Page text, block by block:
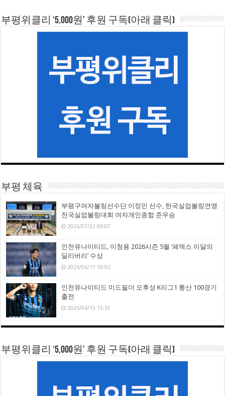
부평위클리 ‘5,000원’ 후원 구독(아래 클릭)
부평 체육
부평구여자볼링선수단 이정민 선수, 한국실업볼링연맹
전국실업볼링대회 여자개인종합 준우승
2026/07/22 09:07
인천유나이티드, 이청용 2026시즌 5월 ‘페덱스 이달의
딜리버리’ 수상
2026/06/17 10:02
인천유나이티드 미드필더 오후성 K리그1 통산 100경기
출전
2026/04/15 15:35
부평위클리 ‘5,000원’ 후원 구독(아래 클릭)